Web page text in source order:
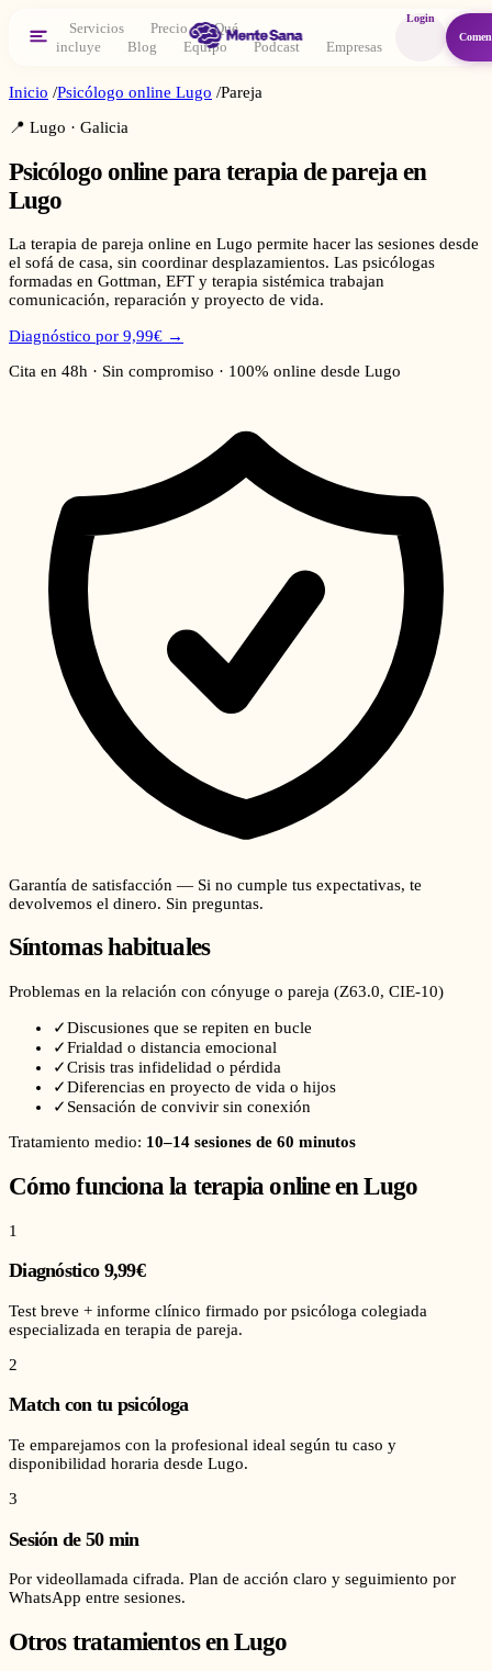
Servicios Precio
Qué
incluye
Blog Equipo Podcast Empresas
Login
Inicio /Psicólogo online Lugo /Pareja
📍 Lugo · Galicia
Psicólogo online paraterapia de parejaen
Lugo
La terapia de pareja online en Lugo permite hacer las sesiones desde
el sofá de casa, sin coordinar desplazamientos. Las psicólogas
formadas en Gottman, EFT y terapia sistémica trabajan
comunicación, reparación y proyecto de vida.
Diagnóstico por 9,99€ →
Cita en 48h · Sin compromiso · 100% online desde Lugo
Garantía de satisfacción — Si no cumple tus expectativas, te
devolvemos el dinero. Sin preguntas.
Síntomas habituales
Problemas en la relación con cónyuge o pareja (Z63.0, CIE-10)
✓Discusiones que se repiten en bucle
✓Frialdad o distancia emocional
✓Crisis tras infidelidad o pérdida
✓Diferencias en proyecto de vida o hijos
✓ Sensación de convivir sin conexión
Tratamiento medio: 10–14 sesiones de 60 minutos
Cómo funciona la terapia online enLugo
1
Diagnóstico 9,99€
Test breve + informe clínico firmado por psicóloga colegiada
especializada en terapia de pareja.
2
Match con tu psicóloga
Te emparejamos con la profesional ideal según tu caso y
disponibilidad horaria desde Lugo.
3
Sesión de 50 min
Por videollamada cifrada. Plan de acción claro y seguimiento por
WhatsApp entre sesiones.
Otros tratamientos enLugo